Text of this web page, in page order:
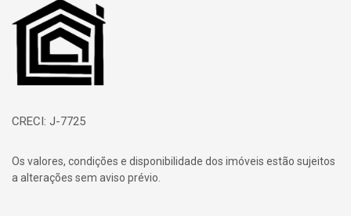
Página inicial
CRECI: J-7725
Os valores, condições e disponibilidade dos imóveis estão sujeitos
a alterações sem aviso prévio.